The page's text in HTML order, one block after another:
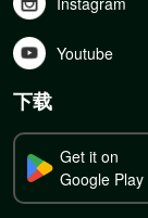
Youtube
下载
Get it on
Google Play